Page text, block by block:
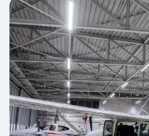
Beleuchtungslösung einzusetzen, die
ebenso berücksichtigt wie
Elektrostapler.